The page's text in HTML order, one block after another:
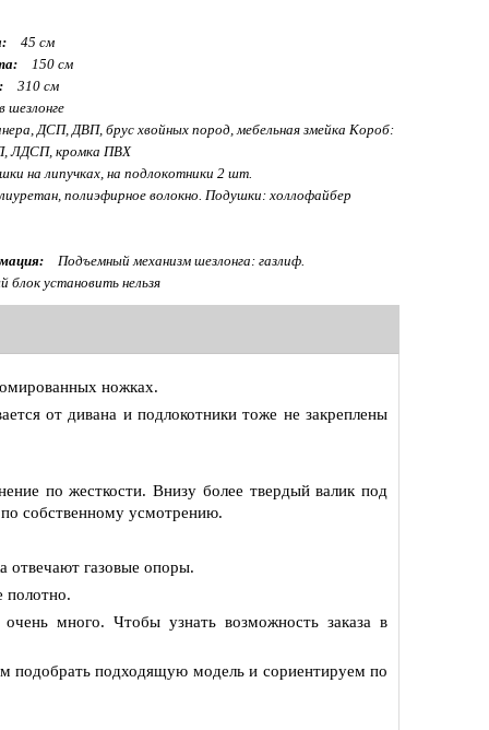
45 см
150 см
310 см
шезлонге
ДСП, ДВП, брус хвойных пород, мебельная змейка Короб:
ЛДСП, кромка ПВХ
на липучках, на подлокотники 2 шт.
полиэфирное волокно. Подушки: холлофайбер
Подъемный механизм шезлонга: газлиф.
установить нельзя
ножках.
от дивана и подлокотники тоже не закреплены
по жесткости. Внизу более твердый валик под
собственному усмотрению.
отвечают газовые опоры.
полотно.
много. Чтобы узнать возможность заказа в
подобрать подходящую модель и сориентируем по